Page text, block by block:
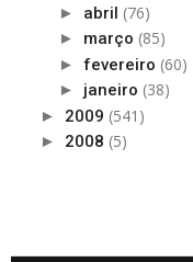
► abril (76)
► março (85)
► fevereiro (60)
► janeiro (38)
► 2009 (541)
► 2008 (5)